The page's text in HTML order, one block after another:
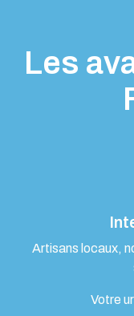
Les
Artisans locaux,
Votre